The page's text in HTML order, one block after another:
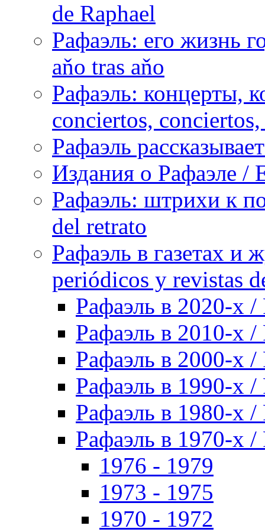
de Raphael
Рафаэль: его жизнь
aňo tras aňo
Рафаэль: концерты,
conciertos,
Рафаэль
Издания о Рафаэле /
Рафаэль: штрихи к
del retrato
Рафаэль в газетах и
periódicos y revistas
Рафаэль в 2020-х /
Рафаэль в 2010-х /
Рафаэль в 2000-х /
Рафаэль в 1990-х /
Рафаэль в 1980-х /
Рафаэль в 1970-х /
1976 - 1979
1973 - 1975
1970 - 1972